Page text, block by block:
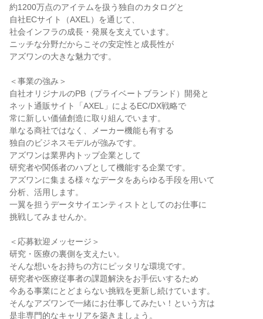
約1200万点のアイテムを扱う独自のカタログと
自社ECサイト（AXEL）を通じて、
社会インフラの成長・発展を支えています。
ニッチな分野だからこその安定性と成長性が
アズワンの大きな魅力です。
＜事業の強み＞
自社オリジナルのPB（プライベートブランド）開発と
ネット通販サイト「AXEL」によるEC/DX戦略で
常に新しい価値創造に取り組んでいます。
単なる商社ではなく、メーカー機能も有する
独自のビジネスモデルが強みです。
アズワンは業界内トップ企業として
研究者や関係者のハブとして機能する企業です。
アズワンに集まる様々なデータをあらゆる手段を用いて
分析、活用します。
一翼を担うデータサイエンティストとしてのお仕事に
挑戦してみませんか。
＜応募歓迎メッセージ＞
研究・医療の裏側を支えたい。
そんな想いをお持ちの方にピッタリな環境です。
研究者や医療従事者の課題解決をお手伝いするため
今ある事業にとどまらない挑戦を更新し続けています。
そんなアズワンで一緒にお仕事してみたい！という方は
是非専門的なキャリアを築きましょう。